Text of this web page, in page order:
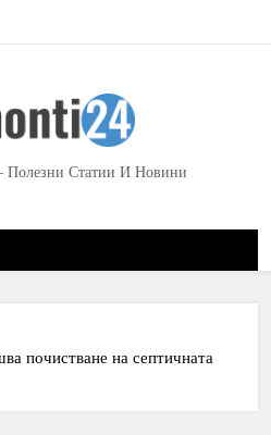
Полезни Статии И Новини
почистване на септичната